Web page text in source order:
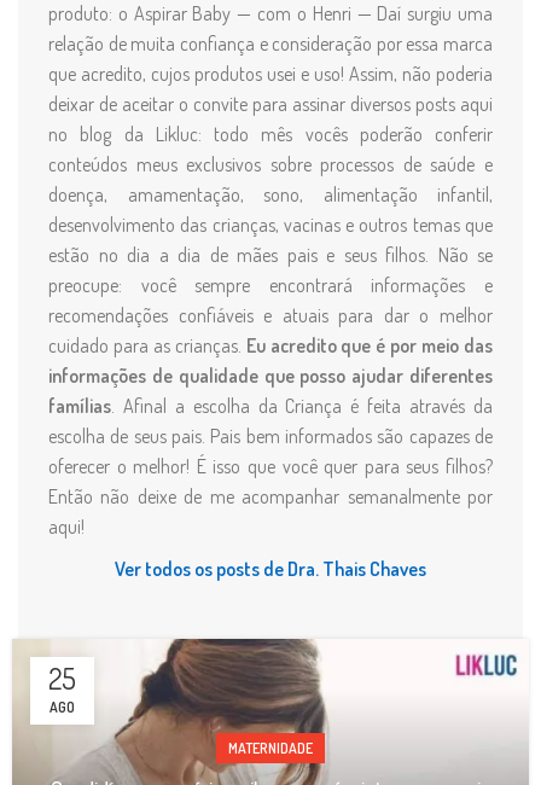
produto: o Aspirar Baby — com o Henri — Daí surgiu uma
relação de muita confiança e consideração por essa marca
que acredito, cujos produtos usei e uso! Assim, não poderia
deixar de aceitar o convite para assinar diversos posts aqui
no blog da Likluc: todo mês vocês poderão conferir
conteúdos meus exclusivos sobre processos de saúde e
doença, amamentação, sono, alimentação infantil,
desenvolvimento das crianças, vacinas e outros temas que
estão no dia a dia de mães pais e seus filhos. Não se
preocupe: você sempre encontrará informações e
recomendações confiáveis e atuais para dar o melhor
cuidado para as crianças. Eu acredito que é por meio das
informações de qualidade que posso ajudar diferentes
famílias. Afinal a escolha da Criança é feita através da
escolha de seus pais. Pais bem informados são capazes de
oferecer o melhor! É isso que você quer para seus filhos?
Então não deixe de me acompanhar semanalmente por
aqui!
Ver todos os posts de Dra. Thais Chaves
25
AGO
MATERNIDADE